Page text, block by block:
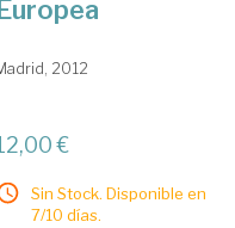
2012
€
Sin Stock. Disponible en
7/10 días.